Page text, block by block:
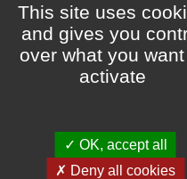
évènement
This site uses
and gives you
over what you
activate
✓ OK, accept all
✗ Deny all cookies